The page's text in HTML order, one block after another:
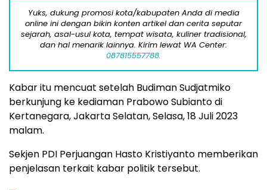
Yuks, dukung promosi kota/kabupaten Anda di media
online ini dengan bikin konten artikel dan cerita seputar
sejarah, asal-usul kota, tempat wisata, kuliner tradisional,
dan hal menarik lainnya. Kirim lewat WA Center:
087815557788.
Kabar itu mencuat setelah Budiman Sudjatmiko
berkunjung ke kediaman Prabowo Subianto di
Kertanegara, Jakarta Selatan, Selasa, 18 Juli 2023
malam.
Sekjen PDI Perjuangan Hasto Kristiyanto memberikan
penjelasan terkait kabar politik tersebut.